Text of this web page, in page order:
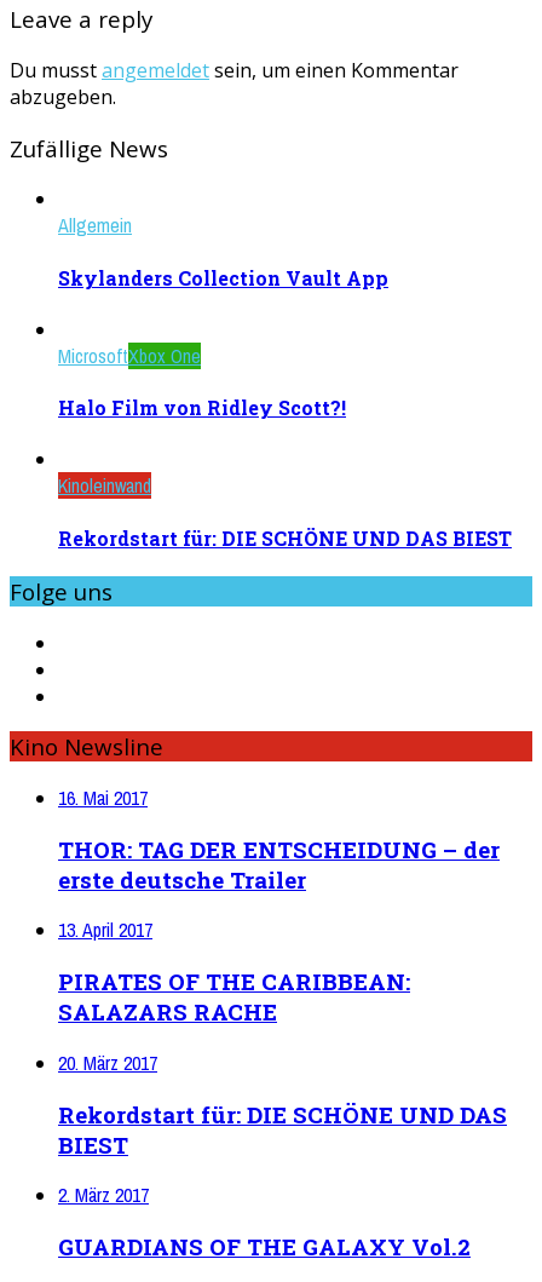
Leave a reply
Du musstangemeldetsein, um einen Kommentar
abzugeben.
Zufällige News
Allgemein
Skylanders Collection Vault App
MicrosoftXbox One
Halo Film von Ridley Scott?!
Kinoleinwand
Rekordstart für: DIE SCHÖNE UND DAS BIEST
Folge uns
Kino Newsline
16. Mai 2017
THOR: TAG DER ENTSCHEIDUNG – der
erste deutsche Trailer
13. April 2017
PIRATES OF THE CARIBBEAN:
SALAZARS RACHE
20. März 2017
Rekordstart für: DIE SCHÖNE UND DAS
BIEST
2. März 2017
GUARDIANS OF THE GALAXY Vol.2